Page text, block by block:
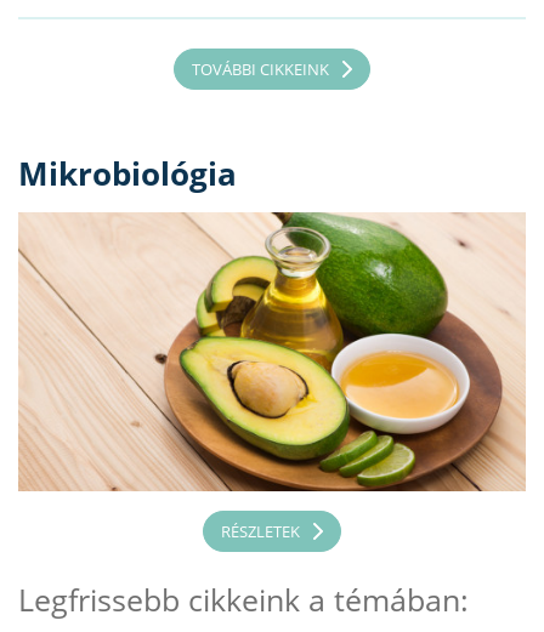
TOVÁBBI CIKKEINK
Mikrobiológia
RÉSZLETEK
Legfrissebb cikkeink a témában: